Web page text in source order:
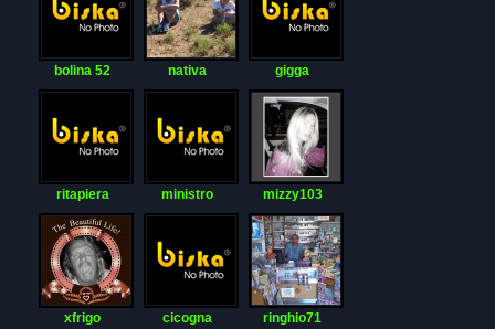
bolina 52 nativa gigga
ritapiera ministro mizzy103
xfrigo cicogna ringhio71